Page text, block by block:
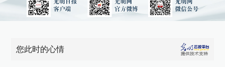
您此时的心情